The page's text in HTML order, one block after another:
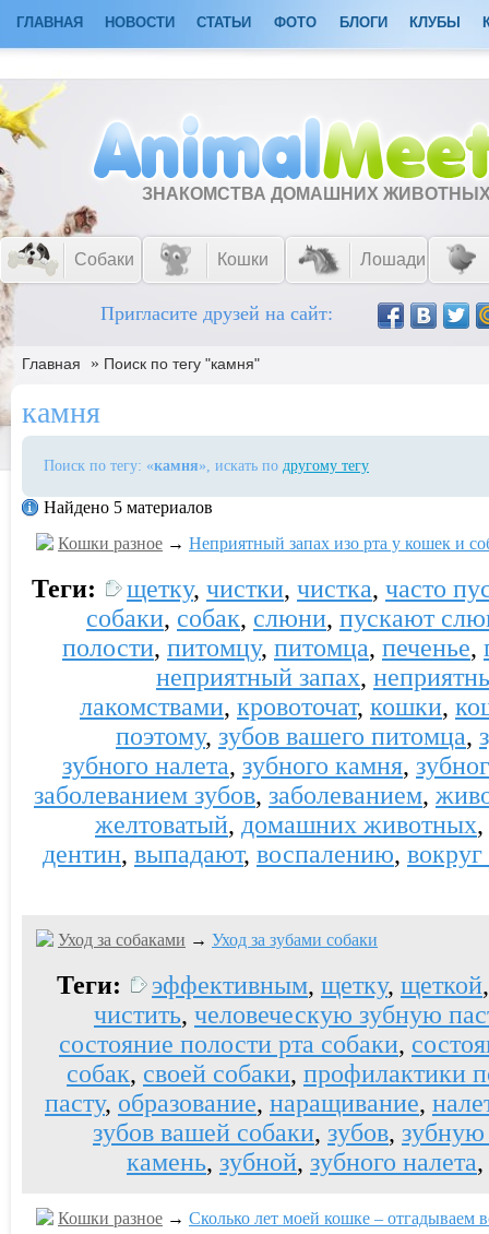
ГЛАВНАЯ НОВОСТИ СТАТЬИ ФОТО БЛОГИ КЛУБЫ
ЗНАКОМСТВА ДОМАШНИХ
Собаки Кошки Лошади
Пригласите друзей на сайт:
Главная » Поиск по тегу "камня"
камня
Поиск по тегу: «камня», искать по другому тегу
Найдено 5 материалов
Кошки разное → Неприятный запах изо рта у кошек и
Теги: щетку, чистки, чистка, часто
собаки, собак, слюни, пускают
полости, питомцу, питомца, печенье,
неприятный запах,
лакомствами, кровоточат, кошки,
поэтому, зубов вашего питомца,
зубного налета, зубного камня,
заболеванием зубов, заболеванием,
желтоватый, домашних животных,
дентин, выпадают, воспалению, вокруг
Уход за собаками → Уход за зубами собаки
Теги: эффективным, щетку, щеткой
чистить, человеческую зубную
состояние полости рта собаки,
собак, своей собаки, профилактики
пасту, образование, наращивание,
зубов вашей собаки, зубов,
камень, зубной, зубного налета,
Кошки разное → Сколько лет моей кошке – отгадываем